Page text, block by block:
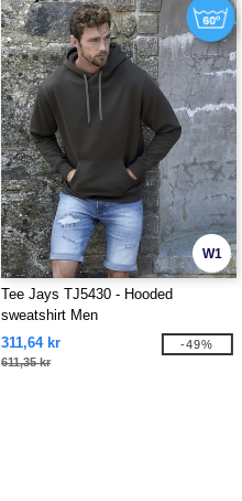
W1
Tee Jays TJ5430 - Hooded
sweatshirt Men
311,64 kr
611,35 kr
-49%